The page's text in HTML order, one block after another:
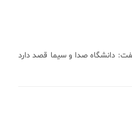
دانشگاه صدا و سیما قصد دارد